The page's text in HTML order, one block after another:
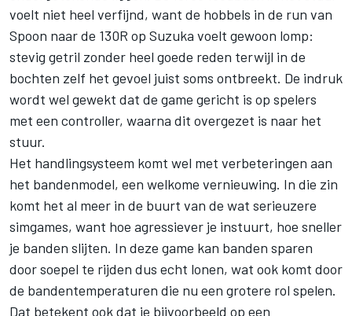
voelt niet heel verfijnd, want de hobbels in de run van
Spoon naar de 130R op Suzuka voelt gewoon lomp:
stevig getril zonder heel goede reden terwijl in de
bochten zelf het gevoel juist soms ontbreekt. De indruk
wordt wel gewekt dat de game gericht is op spelers
met een controller, waarna dit overgezet is naar het
stuur.
Het handlingsysteem komt wel met verbeteringen aan
het bandenmodel, een welkome vernieuwing. In die zin
komt het al meer in de buurt van de wat serieuzere
simgames, want hoe agressiever je instuurt, hoe sneller
je banden slijten. In deze game kan banden sparen
door soepel te rijden dus echt lonen, wat ook komt door
de bandentemperaturen die nu een grotere rol spelen.
Dat betekent ook dat je bijvoorbeeld op een